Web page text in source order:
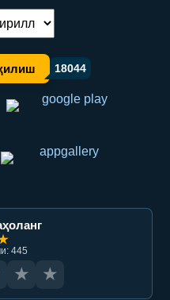
18044
ulashish
445
★ ★